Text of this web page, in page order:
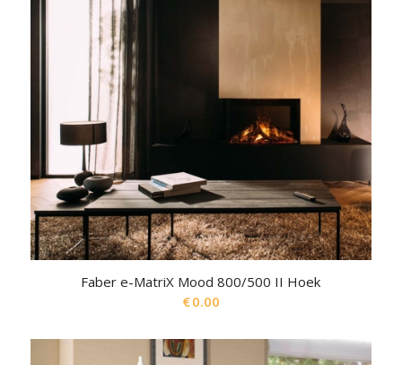
Faber e-MatriX Mood 800/500 II Hoek
€0.00